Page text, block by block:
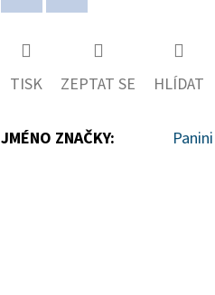
produktu
0,0
5
TISK ZEPTAT SE HLÍDAT
JMÉNO ZNAČKY: Panini